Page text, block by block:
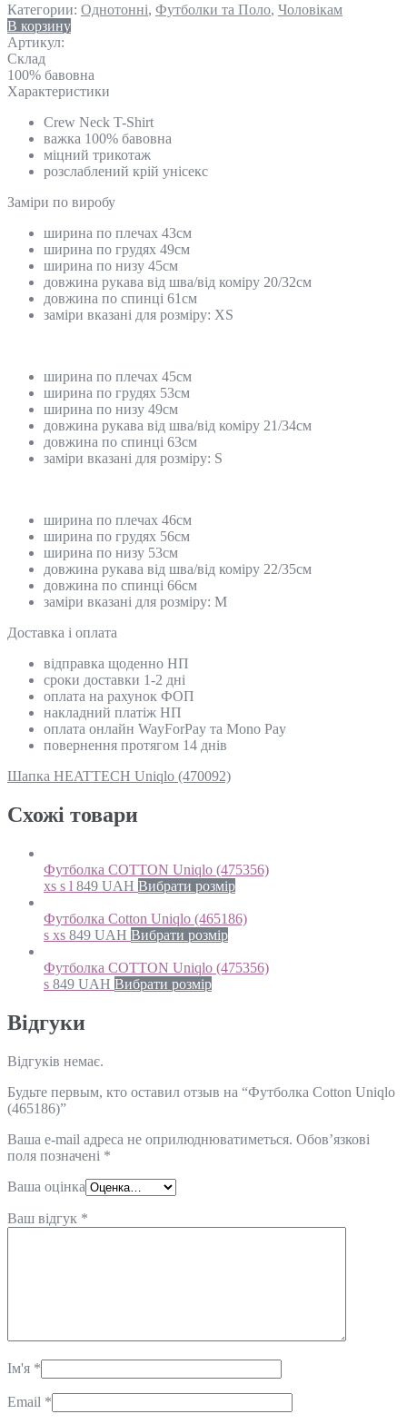
Категории: Однотонні, Футболки та Поло, Чоловікам
В корзину
Артикул:
Склад
100% бавовна
Характеристики
Crew Neck T-Shirt
важка 100% бавовна
міцний трикотаж
розслаблений крій унісекс
Замiри по виробу
ширина по плечах 43см
ширина по грудях 49см
ширина по низу 45см
довжина рукава від шва/від коміру 20/32см
довжина по спинці 61см
заміри вказані для розміру: ХS
ширина по плечах 45см
ширина по грудях 53см
ширина по низу 49см
довжина рукава від шва/від коміру 21/34см
довжина по спинці 63см
заміри вказані для розміру: S
ширина по плечах 46см
ширина по грудях 56см
ширина по низу 53см
довжина рукава від шва/від коміру 22/35см
довжина по спинці 66см
заміри вказані для розміру: М
Доставка і оплата
відправка щоденно НП
сроки доставки 1-2 дні
оплата на рахунок ФОП
накладний платіж НП
оплата онлайн WayForPay та Mono Pay
повернення протягом 14 днів
Шапка HEATTECH Uniqlo (470092)
Схожi товари
Футболка COTTON Uniqlo (475356)
xs s l 849 UAH Вибрати розмір
Футболка Cotton Uniqlo (465186)
s xs 849 UAH Вибрати розмір
Футболка COTTON Uniqlo (475356)
s 849 UAH Вибрати розмір
Відгуки
Відгуків немає.
Будьте первым, кто оставил отзыв на “Футболка Cotton Uniqlo
(465186)”
Ваша e-mail адреса не оприлюднюватиметься. Обов’язкові
поля позначені *
Ваша оцінка
Ваш відгук *
Ім'я *
Email *